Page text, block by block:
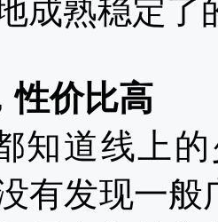
成熟稳定了
性价比高
知道线上
有发现一